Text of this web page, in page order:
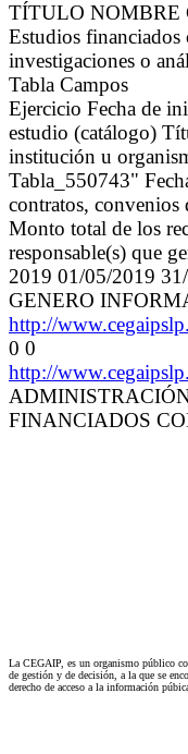
TÍTULO NOMBRE
Estudios
investigaciones o
Tabla Campos
Ejercicio Fecha de
estudio (catálogo)
institución u
Tabla_550743"
contratos, convenios
Monto total de los
responsable(s) que
2019 01/05/2019
GENERO
http://
0 0
http://
FINANCIADOS
La CEGAIP, es un organismo público
de gestión y de decisión, a la que se
derecho de acceso a la información